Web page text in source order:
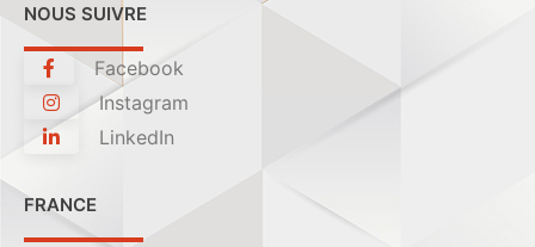
NOUS SUIVRE
Facebook
Instagram
LinkedIn
FRANCE